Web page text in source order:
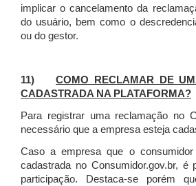
implicar o cancelamento da
do usuário, bem como o
ou do gestor.
11)COMO RECLAMAR DE
CADASTRADA NA PLATAFORMA?
Para registrar uma reclamação no
necessário que a empresa esteja
Caso a empresa que o
cadastrada no Consumidor.gov.br, é
participação. Destaca-se porém